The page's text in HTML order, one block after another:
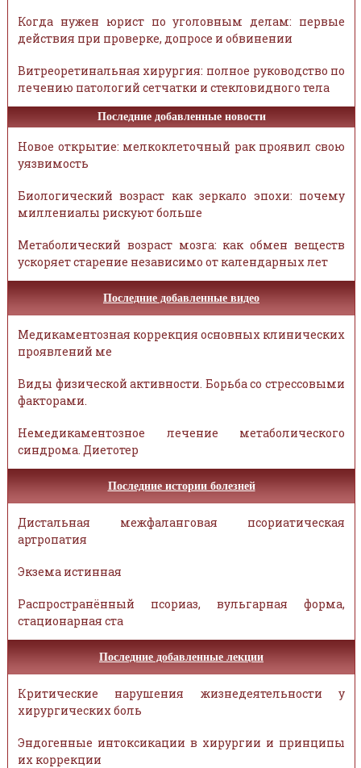
Когда нужен юрист по уголовным делам: первые
действия при проверке, допросе и обвинении
Витреоретинальная хирургия: полное руководство по
лечению патологий сетчатки и стекловидного тела
Последние добавленные новости
Новое открытие: мелкоклеточный рак проявил свою
уязвимость
Биологический возраст как зеркало эпохи: почему
миллениалы рискуют больше
Метаболический возраст мозга: как обмен веществ
ускоряет старение независимо от календарных лет
Последние добавленные видео
Медикаментозная коррекция основных клинических
проявлений ме
Виды физической активности. Борьба со стрессовыми
факторами.
Немедикаментозное лечение метаболического
синдрома. Диетотер
Последние истории болезней
Дистальная межфаланговая псориатическая
артропатия
Экзема истинная
Распространённый псориаз, вульгарная форма,
стационарная ста
Последние добавленные лекции
Критические нарушения жизнедеятельности у
хирургических боль
Эндогенные интоксикации в хирургии и принципы
их коррекции